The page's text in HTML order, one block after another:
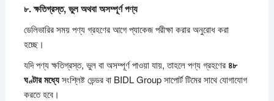
৮.ক্ষতিগ্রস্ত,ভুলঅথবাঅসম্পূর্ণপণ্য
ডেলিভারির সময় পণ্য গ্রহণের আগে প্যাকেজ পরীক্ষা করার অনুরোধ করা
হচ্ছে।
যদি পণ্য ক্ষতিগ্রস্ত, ভুল বা অসম্পূর্ণ পাওয়া যায়, তাহলে পণ্য গ্রহণের ৪৮
ঘণ্টারমধ্যেসংশ্লিষ্ট ভেন্ডর বা BIDL Group সাপোর্ট টিমের সাথে যোগাযোগ
করতে হবে।